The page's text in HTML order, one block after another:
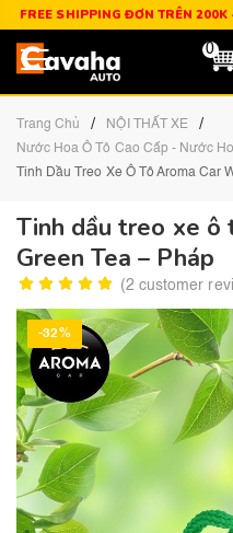
FREE SHIPPING ĐƠN TRÊN
0
Trang Chủ / NỘI THẤT XE /
Nước Hoa Ô Tô Cao Cấp - Nước
Tinh Dầu Treo Xe Ô Tô Aroma Car
Tinh dầu treo xe ô
Green Tea – Pháp
(2 customer
-32%